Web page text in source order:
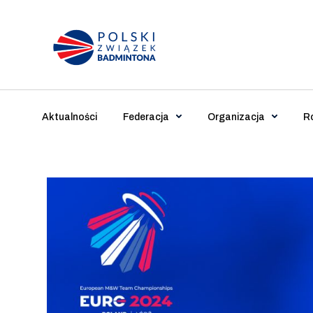
Main Navigation
Aktualności Federacja Organizacja